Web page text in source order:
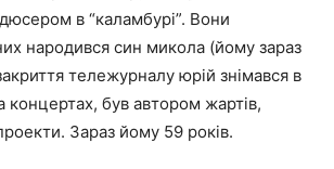
в “каламбурі”. Вони
народився син микола (йому зараз
тележурналу юрій знімався в
концертах, був автором жартів,
Зараз йому 59 років.